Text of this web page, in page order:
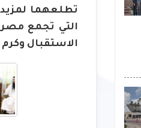
تطلعهما لمزيد
التي تجمع مصر
الاستقبال